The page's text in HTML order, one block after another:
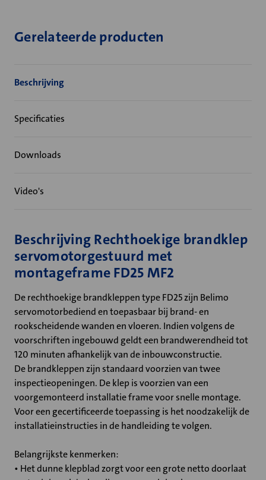
Gerelateerde producten
Beschrijving
Specificaties
Downloads
Video's
Beschrijving Rechthoekige brandklep
servomotorgestuurd met
montageframe FD25 MF2
De rechthoekige brandkleppen type FD25 zijn Belimo
servomotorbediend en toepasbaar bij brand- en
rookscheidende wanden en vloeren. Indien volgens de
voorschriften ingebouwd geldt een brandwerendheid tot
120 minuten afhankelijk van de inbouwconstructie.
De brandkleppen zijn standaard voorzien van twee
inspectieopeningen. De klep is voorzien van een
voorgemonteerd installatie frame voor snelle montage.
Voor een gecertificeerde toepassing is het noodzakelijk de
installatieinstructies in de handleiding te volgen.
Belangrijkste kenmerken:
• Het dunne klepblad zorgt voor een grote netto doorlaat